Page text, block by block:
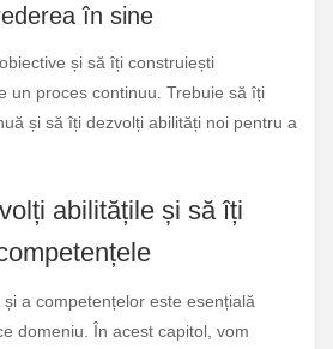
în sine
și să îți construiești
un proces continuu. Trebuie să îți
și să îți dezvolți abilități noi pentru a
abilitățile și să îți
a competențelor este esențială
domeniu. În acest capitol, vom